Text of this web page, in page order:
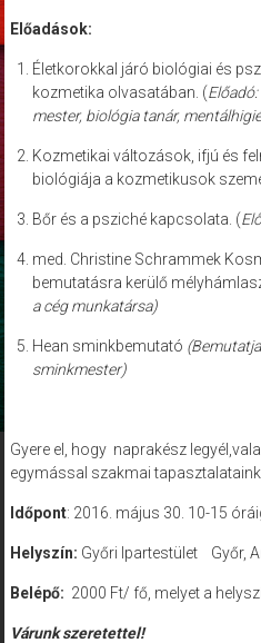
Előadások:
Életkorokkal járó biológiai és
kozmetika olvasatában. (
mester, biológia tanár,
Kozmetikai változások, ifjú és
biológiája a kozmetikusok
Bőr és a psziché kapcsolata. (
med. Christine Schrammek
bemutatásra kerülő
a cég munkatársa)
Hean sminkbemutató
sminkmester)
Gyere el, hogy naprakész
egymással szakmai
Időpont: 2016. május 30. 10-15
Helyszín: Győri Ipartestület Győr,
Belépő: 2000 Ft/ fő, melyet a
Várunk szeretettel!